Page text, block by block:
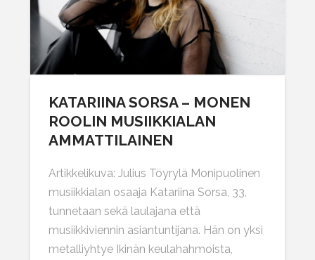
KATARIINA SORSA – MONEN
ROOLIN MUSIIKKIALAN
AMMATTILAINEN
Artikkelikuva: Julius Töyrylä Monipuolinen
musiikkialan osaaja Katariina Sorsa, 33,
tunnetaan sekä laulajana että
musiikkiviennin asiantuntijana. Hän on yksi
metalliyhtye Ikinän keulahahmoista,